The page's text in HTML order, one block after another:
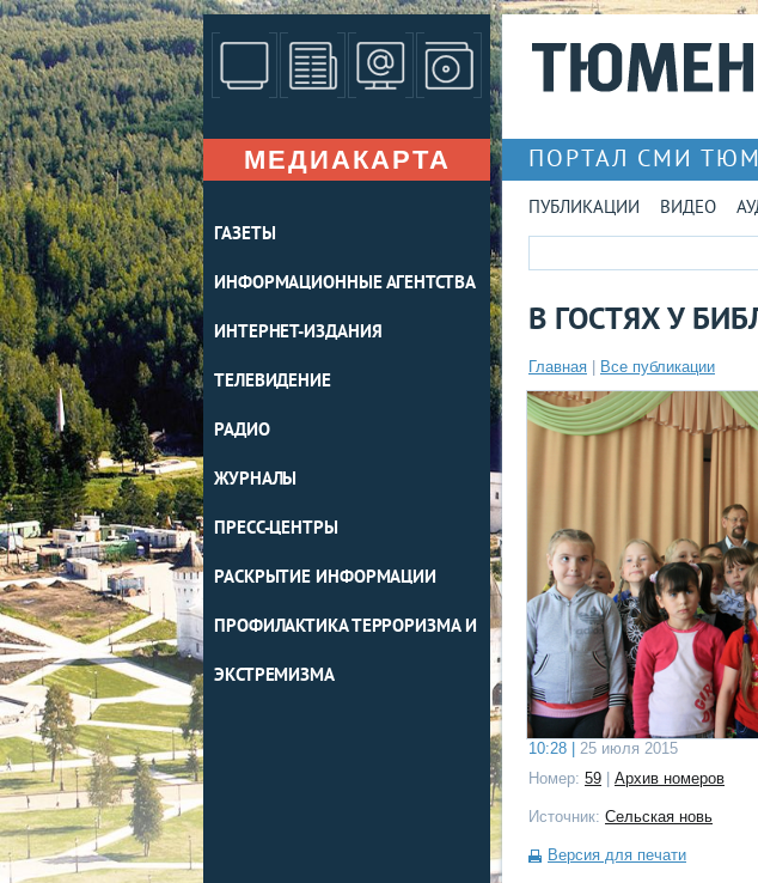
МЕДИАКАРТА
ГАЗЕТЫ
ИНФОРМАЦИОННЫЕ АГЕНТСТВА
ИНТЕРНЕТ-ИЗДАНИЯ
ТЕЛЕВИДЕНИЕ
РАДИО
ЖУРНАЛЫ
ПРЕСС-ЦЕНТРЫ
РАСКРЫТИЕ ИНФОРМАЦИИ
ПРОФИЛАКТИКА ТЕРРОРИЗМА И
ЭКСТРЕМИЗМА
ПОРТАЛ СМИ
ПУБЛИКАЦИИ ВИДЕО
В ГОСТЯХ У
Главная Все публикации
10:28 | 25 июля 2015
Номер: 59 | Архив номеров
Источник: Сельская новь
Версия для печати